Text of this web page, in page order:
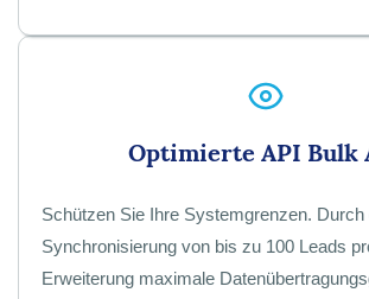
Optimierte API Bulk
Schützen Sie Ihre Systemgrenzen. Durch
Synchronisierung von bis zu 100 Leads
Erweiterung maximale